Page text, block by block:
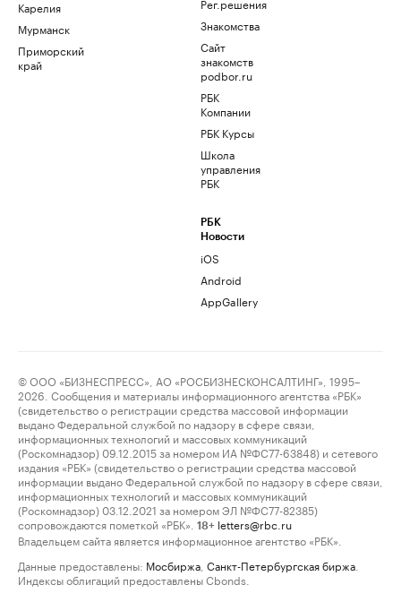
Карелия
Мурманск
Приморский
край
Знакомства
Сайт
знакомств
podbor.ru
РБК
Компании
РБК Курсы
Школа
управления
РБК
РБК
Новости
iOS
Android
AppGallery
© ООО «БИЗНЕСПРЕСС», АО «РОСБИЗНЕСКОНСАЛТИНГ», 1995–
2026. Сообщения и материалы информационного агентства «РБК»
(свидетельство о регистрации средства массовой информации
выдано Федеральной службой по надзору в сфере связи,
информационных технологий и массовых коммуникаций
(Роскомнадзор) 09.12.2015 за номером ИА №ФС77-63848) и сетевого
издания «РБК» (свидетельство о регистрации средства массовой
информации выдано Федеральной службой по надзору в сфере связи,
информационных технологий и массовых коммуникаций
(Роскомнадзор) 03.12.2021 за номером ЭЛ №ФС77-82385)
сопровождаются пометкой «РБК».
18+ letters@rbc.ru
Владельцем сайта является информационное агентство «РБК».
Данные предоставлены: Мосбиржа Санкт-Петербургская биржа
Индексы облигаций предоставлены Cbonds.